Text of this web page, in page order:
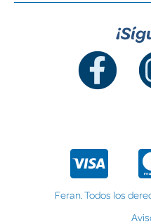
Feran. Todos los